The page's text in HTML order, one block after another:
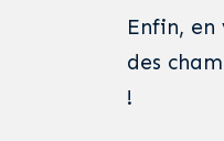
Enfin, en
des
!